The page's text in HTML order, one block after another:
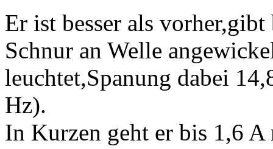
Er ist besser als
Schnur an Welle
leuchtet,Spanung dabei
Hz).
In Kurzen geht er bis 1,6